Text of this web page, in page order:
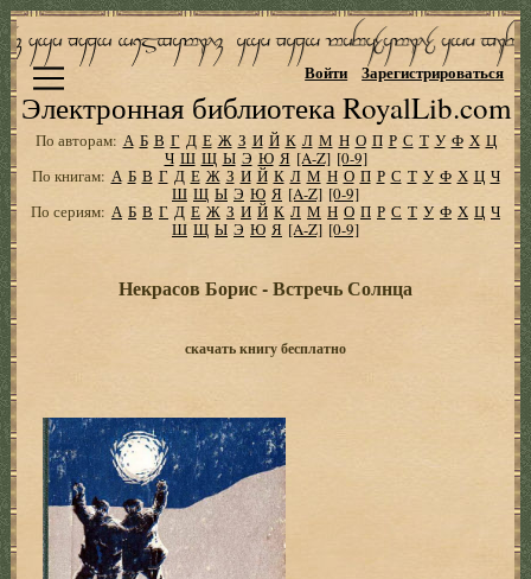
Электронная библиотека RoyalLib.com
Войти Зарегистрироваться
По авторам: А Б В Г Д Е Ж З И Й К Л М Н О П Р С Т У Ф Х Ц
Ч Ш Щ Ы Э Ю Я [A-Z] [0-9]
По книгам: А Б В Г Д Е Ж З И Й К Л М Н О П Р С Т У Ф Х Ц Ч
Ш Щ Ы Э Ю Я [A-Z] [0-9]
По сериям: А Б В Г Д Е Ж З И Й К Л М Н О П Р С Т У Ф Х Ц Ч
Ш Щ Ы Э Ю Я [A-Z] [0-9]
Некрасов Борис - Встречь Солнца
скачать книгу бесплатно